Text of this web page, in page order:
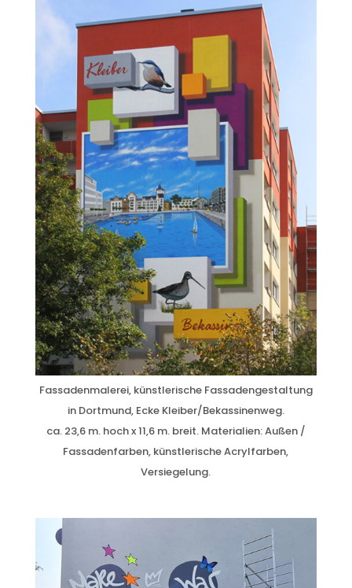
Fassadenmalerei, künstlerische Fassadengestaltung
in Dortmund, Ecke Kleiber/Bekassinenweg.
ca. 23,6 m. hoch x 11,6 m. breit. Materialien: Außen /
Fassadenfarben, künstlerische Acrylfarben,
Versiegelung.